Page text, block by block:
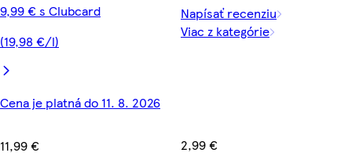
9,99 € s Clubcard
(19,98 €/l)
Cena je platná do 11. 8. 2026
11,99 €
Napísať recenziu
Viac z kategórie
2,99 €